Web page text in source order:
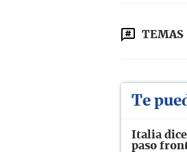
TEMAS
Te
Italia dice
paso